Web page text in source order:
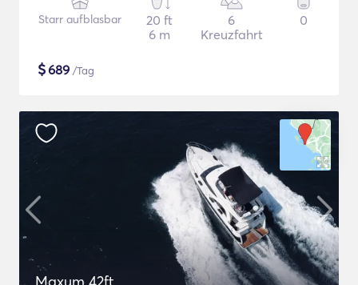
Starr aufblasbar
20 ft
6 m
6
Kreuzfahrt
0
$689 /Tag